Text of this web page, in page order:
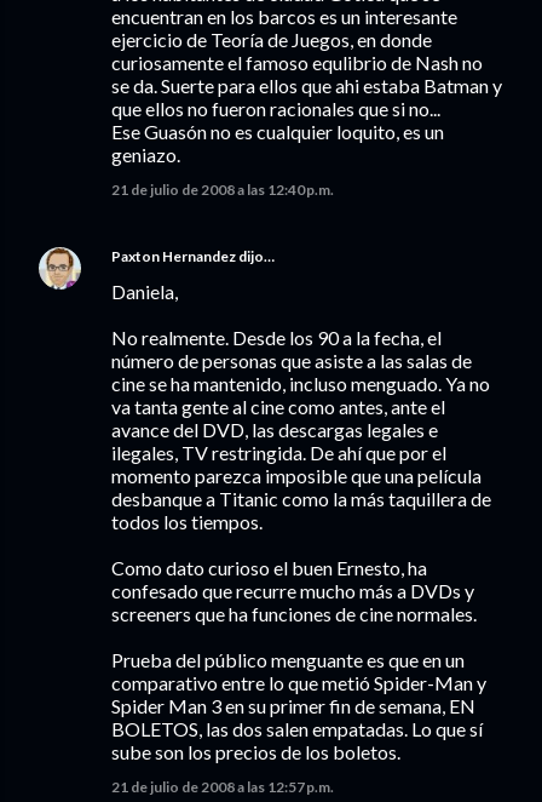
encuentran en los barcos es un interesante
ejercicio de Teoría de Juegos, en donde
curiosamente el famoso equlibrio de Nash no
se da. Suerte para ellos que ahi estaba Batman y
que ellos no fueron racionales que si no...
Ese Guasón no es cualquier loquito, es un
geniazo.
21 de julio de 2008 a las 12:40 p.m.
Paxton Hernandez dijo…
Daniela,
No realmente. Desde los 90 a la fecha, el
número de personas que asiste a las salas de
cine se ha mantenido, incluso menguado. Ya no
va tanta gente al cine como antes, ante el
avance del DVD, las descargas legales e
ilegales, TV restringida. De ahí que por el
momento parezca imposible que una película
desbanque a Titanic como la más taquillera de
todos los tiempos.
Como dato curioso el buen Ernesto, ha
confesado que recurre mucho más a DVDs y
screeners que ha funciones de cine normales.
Prueba del público menguante es que en un
comparativo entre lo que metió Spider-Man y
Spider Man 3 en su primer fin de semana, EN
BOLETOS, las dos salen empatadas. Lo que sí
sube son los precios de los boletos.
21 de julio de 2008 a las 12:57 p.m.